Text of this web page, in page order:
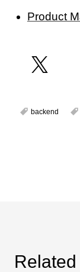
Product
backend